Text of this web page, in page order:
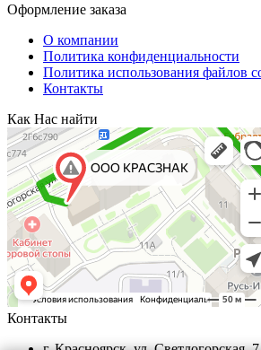
Оформление заказа
О компании
Политика конфиденциальности
Политика использования файлов
Контакты
Как Нас найти
Контакты